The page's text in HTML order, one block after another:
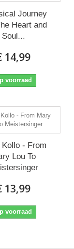
Journey
Heart and
Soul...
14,99
voorraad
Kollo - From
Lou To
13,99
voorraad